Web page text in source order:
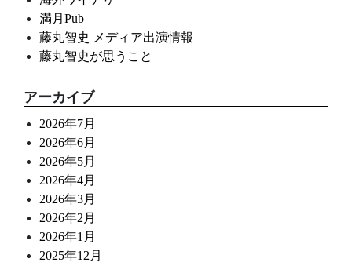
満月Pub
藤丸智史 メディア出演情報
藤丸智史が思うこと
アーカイブ
2026年7月
2026年6月
2026年5月
2026年4月
2026年3月
2026年2月
2026年1月
2025年12月